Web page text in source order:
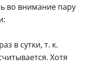
во внимание пару
в сутки, т. к.
Хотя